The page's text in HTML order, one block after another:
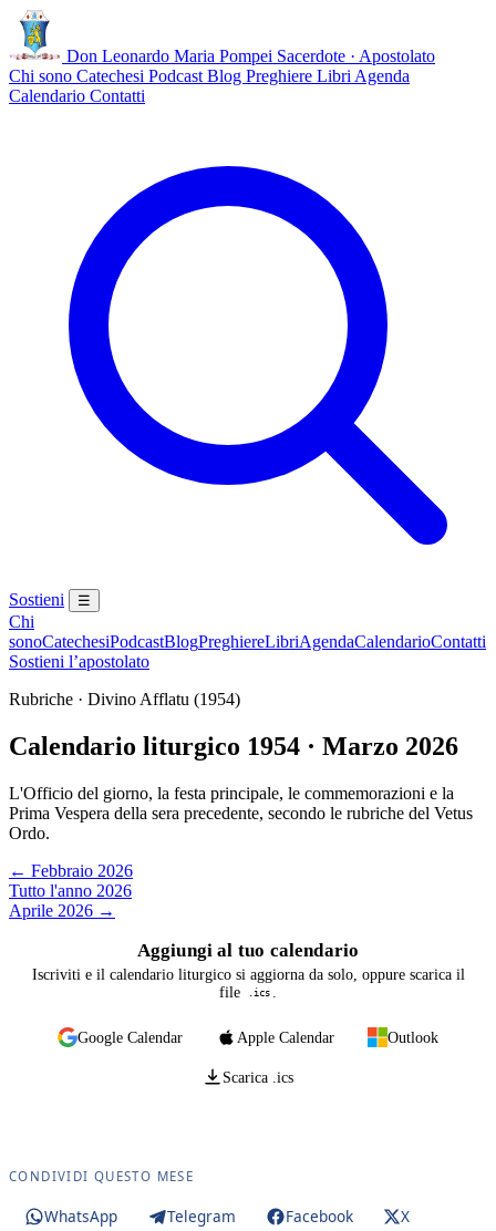
Don Leonardo Maria Pompei Sacerdote · Apostolato
Chi sono Catechesi Podcast Blog Preghiere Libri Agenda
Calendario Contatti
Sostieni ☰
Chi
sonoCatechesiPodcastBlogPreghiereLibriAgendaCalendarioContatti
Sostieni l’apostolato
Rubriche · Divino Afflatu (1954)
Calendario liturgico 1954 · Marzo 2026
L'Officio del giorno, la festa principale, le commemorazioni e la
Prima Vespera della sera precedente, secondo le rubriche del Vetus
Ordo.
← Febbraio 2026
Tutto l'anno 2026
Aprile 2026 →
Aggiungi al tuo calendario
Iscriviti e il calendario liturgico si aggiorna da solo, oppure scarica il
file
.ics
Google Calendar Apple Calendar Outlook
Scarica .ics
CONDIVIDI QUESTO MESE
WhatsApp Telegram Facebook
X